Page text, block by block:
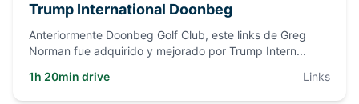
Trump International Doonbeg
Anteriormente Doonbeg Golf Club, este links de Greg
Norman fue adquirido y mejorado por Trump Intern...
1h 20min drive
Links